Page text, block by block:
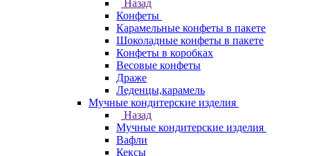
Назад
Конфеты
Карамельные конфеты в пакете
Шоколадные конфеты в пакете
Конфеты в коробках
Весовые конфеты
Драже
Леденцы,карамель
Мучные кондитерские изделия
Назад
Мучные кондитерские изделия
Вафли
Кексы